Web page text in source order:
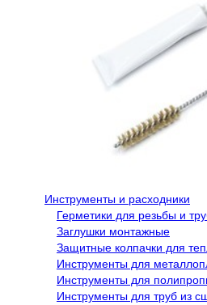
Инструменты и расходники
Герметики для резьбы и
Заглушки монтажные
Защитные колпачки для
Инструменты для
Инструменты для
Инструменты для труб из